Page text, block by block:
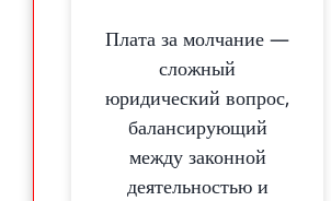
Плата за молчание —
сложный
юридический вопрос,
балансирующий
между законной
деятельностью и